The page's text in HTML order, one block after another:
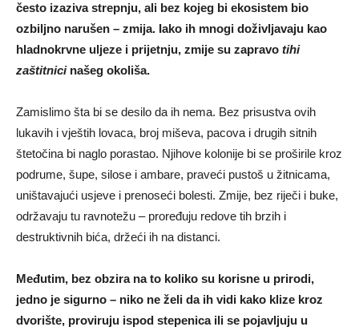
često izaziva strepnju, ali bez kojeg bi ekosistem bio
ozbiljno narušen – zmija. Iako ih mnogi doživljavaju kao
hladnokrvne uljeze i prijetnju, zmije su zapravo tihi
zaštitnicinašeg okoliša.
Zamislimo šta bi se desilo da ih nema. Bez prisustva ovih
lukavih i vještih lovaca, broj miševa, pacova i drugih sitnih
štetočina bi naglo porastao. Njihove kolonije bi se proširile kroz
podrume, šupe, silose i ambare, praveći pustoš u žitnicama,
uništavajući usjeve i prenoseći bolesti. Zmije, bez riječi i buke,
održavaju tu ravnotežu – proređuju redove tih brzih i
destruktivnih bića, držeći ih na distanci.
Međutim, bez obzira na to koliko su korisne u prirodi,
jedno je sigurno – niko ne želi da ih vidi kako klize kroz
dvorište, proviruju ispod stepenica ili se pojavljuju u